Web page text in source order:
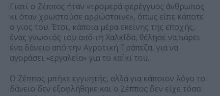
Γιατί ο Ζέππος ήταν «τρομερά φερέγγυος άνθρωπος
κι όταν χρωστούσε αρρώσταινε», όπως είπε κάποτε
ο γιος του. Έτσι, κάποια μέρα εκείνης της εποχής,
ένας γνωστός του από τη Χαλκίδα, θέλησε να πάρει
ένα δάνειο από την Αγροτική Τράπεζα, για να
αγοράσει «εργαλεία» για το καΐκι του.
Ο Ζέππος μπήκε εγγυητής, αλλά για κάποιον λόγο το
δάνειο δεν εξοφλήθηκε και ο Ζέππος δεν είχε τόσα